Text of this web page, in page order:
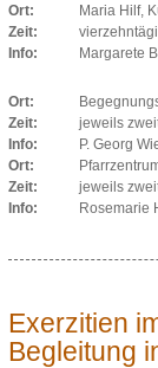
Ort:
Maria Hilf,
Zeit:
Info:
Margarete
Ort:
Zeit:
jeweils
Info:
P. Georg
Ort:
Zeit:
jeweils
Info:
Rosemarie
Exerzitien
Begleitung